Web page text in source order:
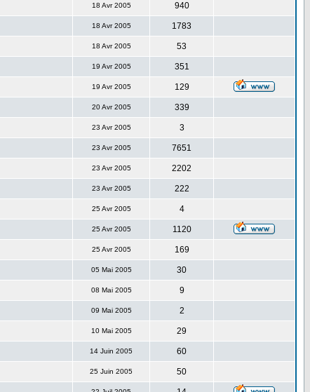
18 Avr 2005 940
18 Avr 2005 1783
18 Avr 2005 53
19 Avr 2005 351
19 Avr 2005 129
20 Avr 2005 339
23 Avr 2005 3
23 Avr 2005 7651
23 Avr 2005 2202
23 Avr 2005 222
25 Avr 2005 4
25 Avr 2005 1120
25 Avr 2005 169
05 Mai 2005 30
08 Mai 2005 9
09 Mai 2005 2
10 Mai 2005 29
14 Juin 2005 60
25 Juin 2005 50